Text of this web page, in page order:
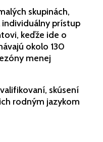
skupinách,
individuálny prístup
keďže ide o
okolo 130
menej
skúsení
rodným jazykom